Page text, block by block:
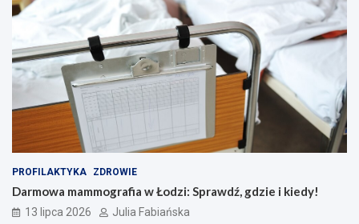
PROFILAKTYKA ZDROWIE
Darmowa mammografia w Łodzi: Sprawdź, gdzie i kiedy!
13 lipca 2026 Julia Fabiańska